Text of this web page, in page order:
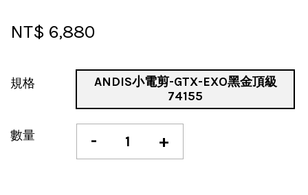
NT$ 6,880
規格
ANDIS小電剪-GTX-EXO黑金頂級
74155
數量 - +